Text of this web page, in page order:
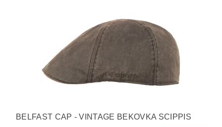
BELFAST CAP - VINTAGE BEKOVKA SCIPPIS